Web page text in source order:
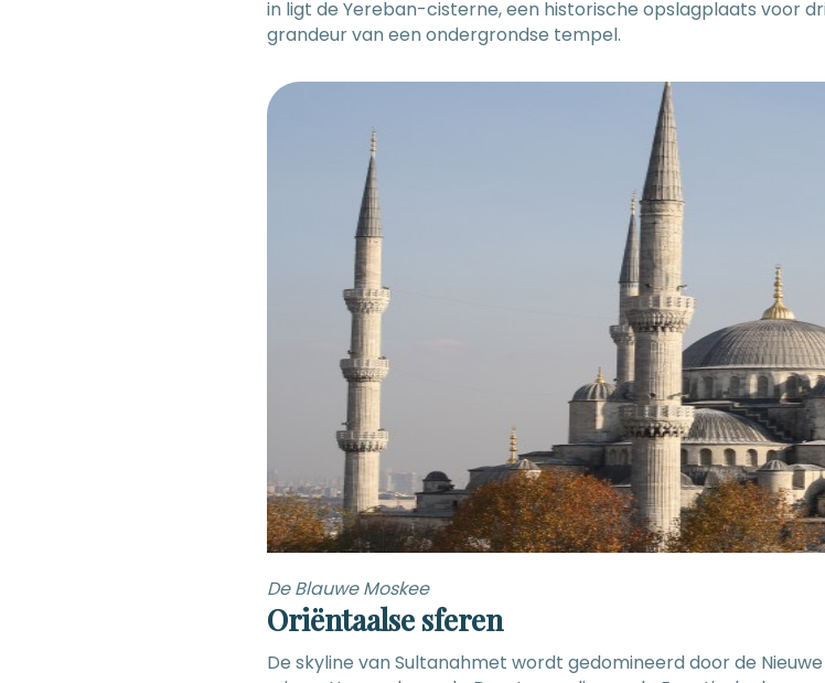
in ligt de Yereban-cisterne, een historische opslagplaats voor
grandeur van een ondergrondse tempel.
De Blauwe Moskee
Oriëntaalse sferen
De skyline van Sultanahmet wordt gedomineerd door de